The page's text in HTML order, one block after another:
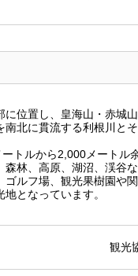
位置し、皇海山・赤城
南北に貫流する利根川と
トルから2,000メートル
森林、高原、湖沼、渓谷
ゴルフ場、観光果樹園や
となっています。
観光